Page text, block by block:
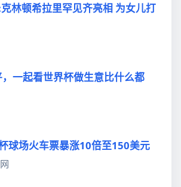
林顿希拉里罕见齐亮相 为女儿打
一起看世界杯做生意比什么都
球场火车票暴涨10倍至150美元